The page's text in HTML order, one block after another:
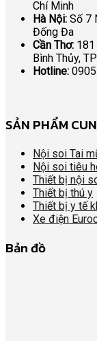
Chí Minh
Hà Nội: Số 7
Đống Đa
Cần Thơ: 181
Bình Thủy,
Hotline:
SẢN PHẨM
Nội soi Tai
Nội soi tiêu
Thiết bị nội
Thiết bị thú y
Thiết bị y tế
Xe điện
Bản đồ